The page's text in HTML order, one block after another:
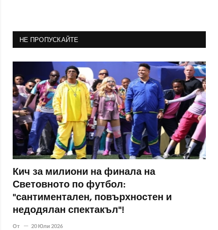
НЕ ПРОПУСКАЙТЕ
Кич за милиони на финала на
Световното по футбол:
"сантиментален, повърхностен и
недодялан спектакъл"!
От 20 Юли 2026